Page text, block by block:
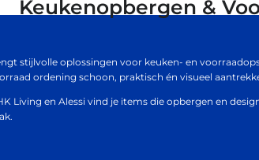
Keukenopbergen &
stijlvolle oplossingen voor keuken- en
ordening schoon, praktisch én visueel
Living en Alessi vind je items die opbergen en